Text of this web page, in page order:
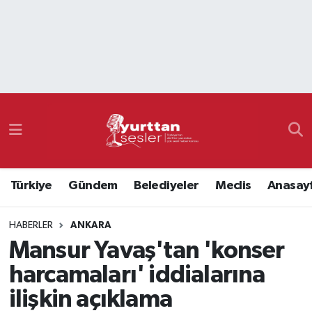
Türkiye Gündem Belediyeler Meclis
HABERLER ANKARA
Mansur Yavaş'tan 'konser
harcamaları' iddialarına
ilişkin açıklama
Namaz Vakitleri
Süper Lig Puan Durumu ve Fikstür
Tüm Manşetler
Son Dakika Haberleri
Haber Arşivi